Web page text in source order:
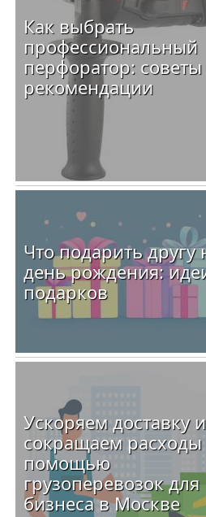
Как выбрать
профессиональный
перфоратор:
рекомендации
Что подарить другу
день рождения:
подарков
Ускоряем доставку и
сокращаем расходы
помощью
грузоперевозок для
бизнеса в Москве